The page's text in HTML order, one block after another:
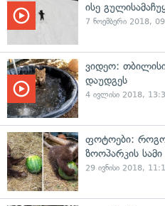
ისე
7 ნოემბერი 2018,
ვიდეო:
დაუდგეს
4 ივლისი 2018,
ფოტოები:
ზოოპარკის
29 ივნისი 2018,